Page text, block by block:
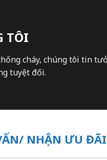
TÔI
cháy, chúng tôi tin
tuyệt đối.
NHẬN ƯU ĐÃI